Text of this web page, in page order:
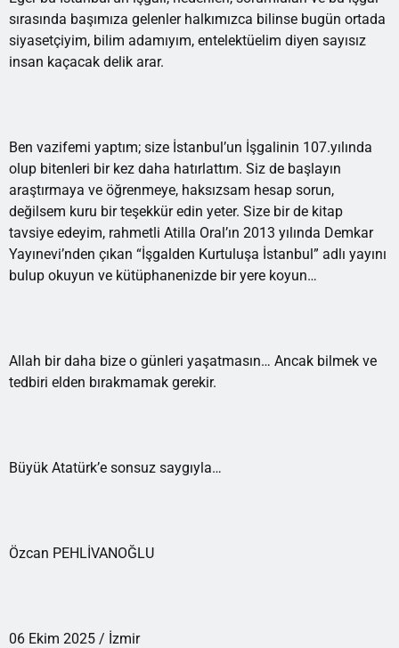
sırasında başımıza gelenler halkımızca bilinse bugün ortada
siyasetçiyim, bilim adamıyım, entelektüelim diyen sayısız
insan kaçacak delik arar.
Ben vazifemi yaptım; size İstanbul’un İşgalinin 107.yılında
olup bitenleri bir kez daha hatırlattım. Siz de başlayın
araştırmaya ve öğrenmeye, haksızsam hesap sorun,
değilsem kuru bir teşekkür edin yeter. Size bir de kitap
tavsiye edeyim, rahmetli Atilla Oral’ın 2013 yılında Demkar
Yayınevi’nden çıkan “İşgalden Kurtuluşa İstanbul” adlı yayını
bulup okuyun ve kütüphanenizde bir yere koyun…
Allah bir daha bize o günleri yaşatmasın… Ancak bilmek ve
tedbiri elden bırakmamak gerekir.
Büyük Atatürk’e sonsuz saygıyla…
Özcan PEHLİVANOĞLU
06 Ekim 2025 / İzmir